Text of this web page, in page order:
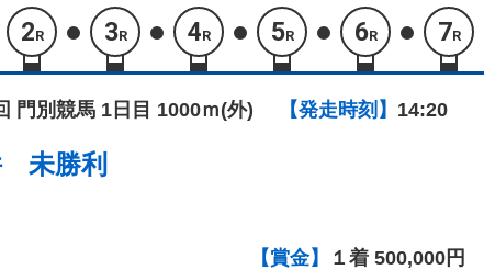
2R 3R 4R 5R 6R 7R
門別競馬 1日目 1000ｍ(外) 【発走時刻】 14:20
未勝利
【賞金】 １着 500,000円